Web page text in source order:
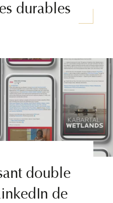
durables
double
de